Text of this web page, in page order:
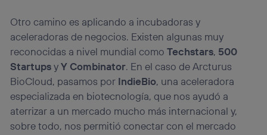
Otro camino es aplicando a incubadoras y
aceleradoras de negocios. Existen algunas muy
reconocidas a nivel mundial comoTechstars, 500
StartupsyY Combinator. En el caso de Arcturus
BioCloud, pasamos por IndieBio, una aceleradora
especializada en biotecnología, que nos ayudó a
aterrizar a un mercado mucho más internacional y,
sobre todo, nos permitió conectar con el mercado